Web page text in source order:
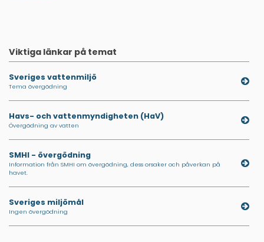
Viktiga länkar på temat
Sveriges vattenmiljö
Tema övergödning
Havs- och vattenmyndigheten (HaV)
Övergödning av vatten
SMHI - övergödning
Information från SMHI om övergödning, dess orsaker och påverkan på
havet.
Sveriges miljömål
Ingen övergödning